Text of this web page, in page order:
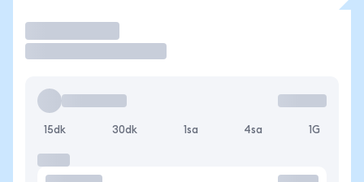
15dk 30dk 1sa 4sa 1G